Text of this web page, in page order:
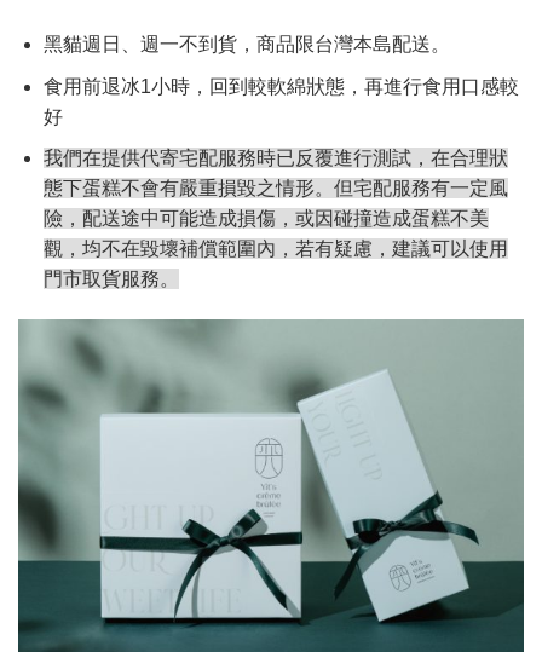
黑貓週日、週一不到貨，商品限台灣本島配送。
食用前退冰1小時，回到較軟綿狀態，再進行食用口感較
好
我們在提供代寄宅配服務時已反覆進行測試，在合理狀
態下蛋糕不會有嚴重損毀之情形。但宅配服務有一定風
險，配送途中可能造成損傷，或因碰撞造成蛋糕不美
觀，均不在毀壞補償範圍內，若有疑慮，建議可以使用
門市取貨服務。